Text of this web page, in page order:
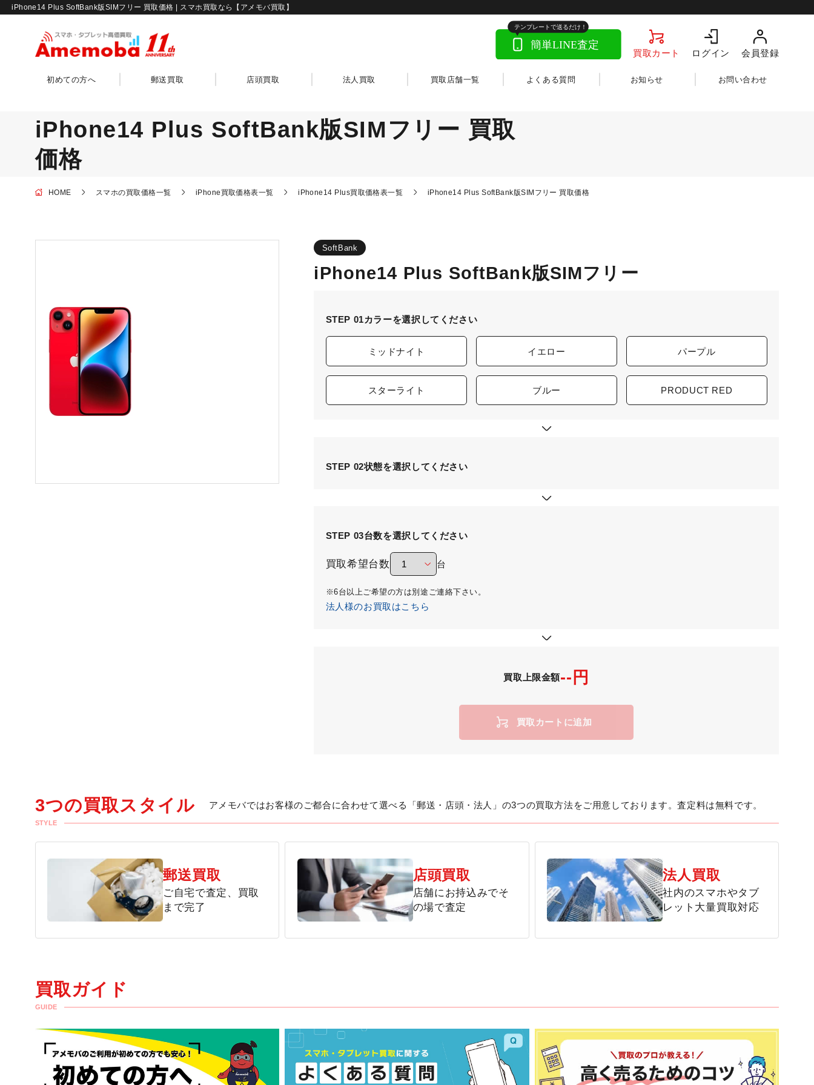
iPhone14 Plus SoftBank版SIMフリー 買取価格 | スマホ買取なら【アメモバ買取】
買取カート ログイン 会員登録
初めての方へ 郵送買取 店頭買取 法人買取 買取店舗一覧 よくある質問 お知らせ お問い合わせ
iPhone14 Plus SoftBank版SIMフリー 買取
価格
HOME スマホの買取価格一覧 iPhone買取価格表一覧 iPhone14 Plus買取価格表一覧 iPhone14 Plus SoftBank版SIMフリー 買取価格
SoftBank
iPhone14 Plus SoftBank版SIMフリー
STEP 01カラーを選択してください
ミッドナイト イエロー パープル
スターライト ブルー PRODUCT RED
STEP 02状態を選択してください
STEP 03台数を選択してください
買取希望台数 台
※6台以上ご希望の方は別途ご連絡下さい。
法人様のお買取はこちら
買取上限金額--円
買取カートに追加
3つの買取スタイル
STYLE
アメモバではお客様のご都合に合わせて選べる「郵送・店頭・法人」の3つの買取方法をご用意しております。査定料は無料です。
郵送買取
ご自宅で査定、買取
まで完了
店頭買取
店舗にお持込みでそ
の場で査定
法人買取
社内のスマホやタブ
レット大量買取対応
買取ガイド
GUIDE